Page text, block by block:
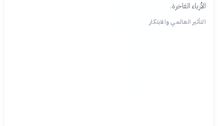
الأزياء الفاخرة.
التأثير العالمي والابتكار